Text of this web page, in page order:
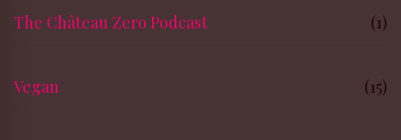
The Château Zero Podcast (1)
Vegan (15)